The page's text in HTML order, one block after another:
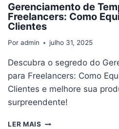
Gerenciamento de
Freelancers: Como
Clientes
Por admin julho 31, 2025
Descubra o segredo do
para Freelancers: Como
Clientes e melhore sua
surpreendente!
LER MAIS GERENCIAMENTO